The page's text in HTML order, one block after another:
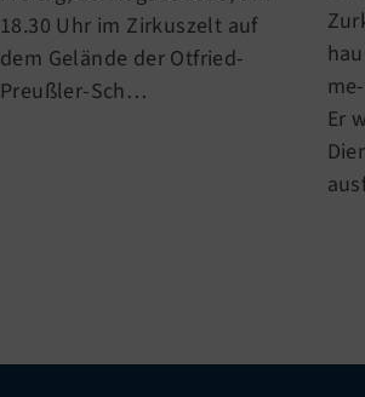
18.30 Uhr im Zirkuszelt auf
dem Gelände der Otfried-
Preußler-Sch…
Er